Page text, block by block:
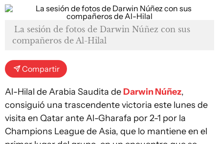
La sesión de fotos de Darwin Núñez con sus
compañeros de Al-Hilal
Compartir
Al-Hilal de Arabia Saudita de Darwin Núñez,
consiguió una trascendente victoria este lunes de
visita en Qatar ante Al-Gharafa por 2-1 por la
Champions League de Asia, que lo mantiene en el